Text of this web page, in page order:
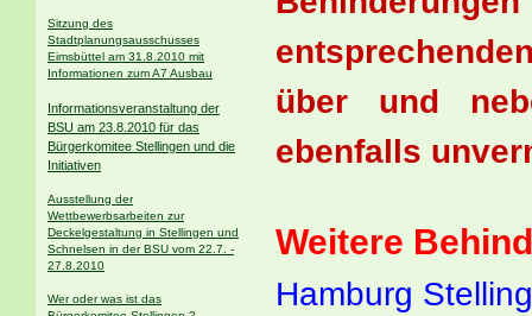
Sitzung des
Stadtplanungsausschusses
Eimsbüttel am 31.8.2010 mit
Informationen zum A7 Ausbau
Informationsveranstaltung der
BSU am 23.8.2010 für das
Bürgerkomitee Stellingen und die
Initiativen
Ausstellung der
Wettbewerbsarbeiten zur
Deckelgestaltung in Stellingen und
Schnelsen in der BSU vom 22.7. -
27.8.2010
Wer oder was ist das
über und
ebenfalls
Weitere
Hamburg